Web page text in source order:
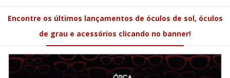
Encontre os últimos lançamentos de óculos de sol, óculos
de grau e acessórios clicando no banner!